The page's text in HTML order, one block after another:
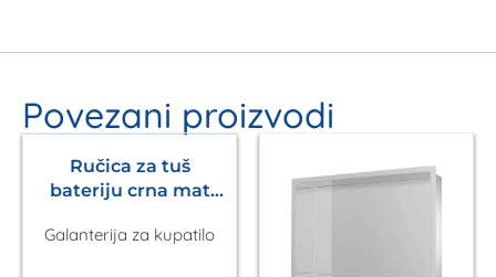
Povezani proizvodi
Ručica za tuš
bateriju crna mat
HANSGROHE
Galanterija za kupatilo